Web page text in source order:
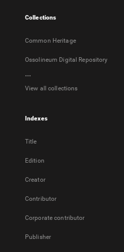
Collections
Common Heritage
Ossolineum Digital Repository
...
View all collections
Indexes
Title
Edition
Creator
Contributor
Corporate contributor
Publisher